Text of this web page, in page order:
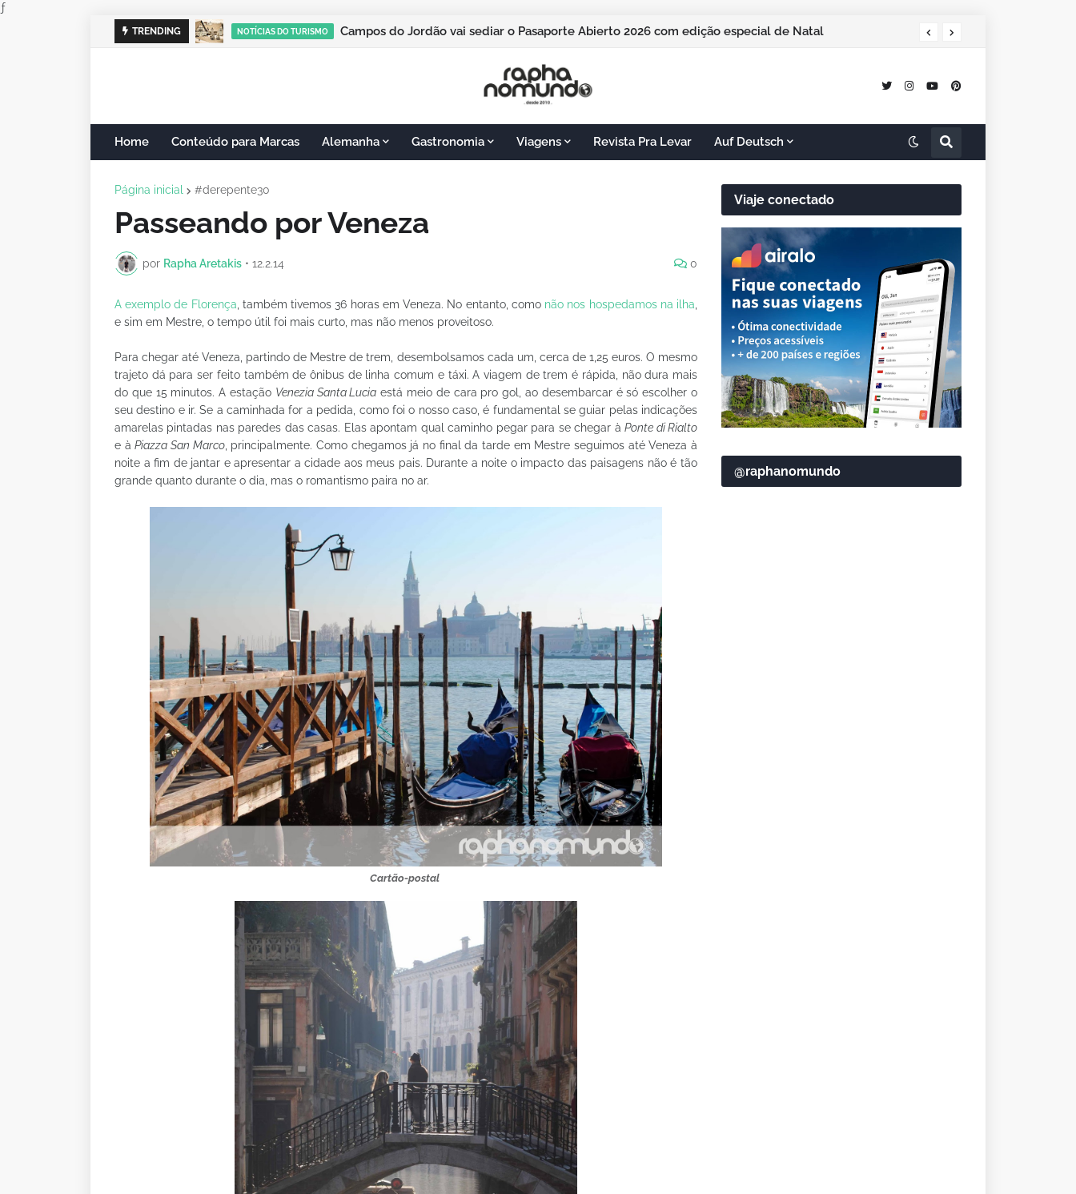
ƒ
TRENDING NOTÍCIAS DO TURISMO ILTM Latin America 2026 cresce cerca de 20% e realiza maior edição do evento
Home Conteúdo para Marcas Alemanha Gastronomia Viagens Revista Pra Levar Auf Deutsch
Página inicial #derepente30
Passeando por Veneza
por Rapha Aretakis • 12.2.14 0
A exemplo de Florença , também tivemos 36 horas em Veneza. No entanto, como não nos hospedamos na ilha
e sim em Mestre, o tempo útil foi mais curto, mas não menos proveitoso.
Para chegar até Veneza, partindo de Mestre de trem, desembolsamos cada um, cerca de 1,25 euros. O mesmo
trajeto dá para ser feito também de ônibus de linha comum e táxi. A viagem de trem é rápida, não dura mais
do que 15 minutos. A estação Venezia Santa Lucia está meio de cara pro gol, ao desembarcar é só escolher o
seu destino e ir. Se a caminhada for a pedida, como foi o nosso caso, é fundamental se guiar pelas indicações
amarelas pintadas nas paredes das casas. Elas apontam qual caminho pegar para se chegar àPonte di Rialto
e àPiazza San Marco, principalmente. Como chegamos já no final da tarde em Mestre seguimos até Veneza à
noite a fim de jantar e apresentar a cidade aos meus pais. Durante a noite o impacto das paisagens não é tão
grande quanto durante o dia, mas o romantismo paira no ar.
Cartão-postal
Viaje conectado
@raphanomundo